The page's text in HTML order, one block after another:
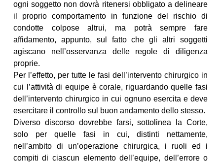
ogni soggetto non dovrà ritenersi obbligato a delineare
il proprio comportamento in funzione del rischio di
condotte colpose altrui, ma potrà sempre fare
affidamento, appunto, sul fatto che gli altri soggetti
agiscano nell’osservanza delle regole di diligenza
proprie.
Per l’effetto, per tutte le fasi dell’intervento chirurgico in
cui l’attività di equipe è corale, riguardando quelle fasi
dell’intervento chirurgico in cui ognuno esercita e deve
esercitare il controllo sul buon andamento dello stesso.
Diverso discorso dovrebbe farsi, sottolinea la Corte,
solo per quelle fasi in cui, distinti nettamente,
nell’ambito di un’operazione chirurgica, i ruoli ed i
compiti di ciascun elemento dell’equipe, dell’errore o